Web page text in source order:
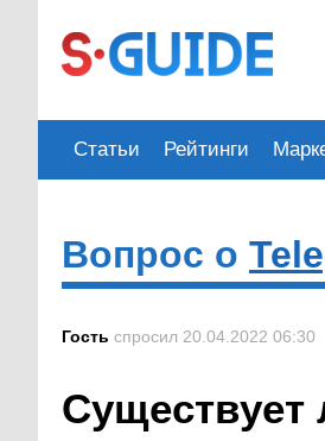
Статьи Рейтинги
Вопрос о
Гость спросил 20.04.2022 06:30
Существует